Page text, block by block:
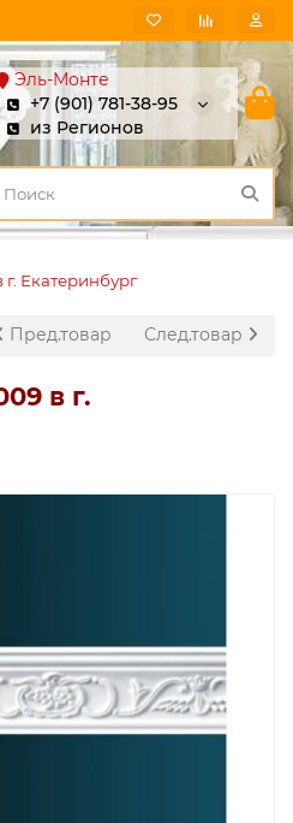
Эль-Монте
+7 (901) 781-38-95
из Регионов
Екатеринбург
Пред.товар След.товар
в г.